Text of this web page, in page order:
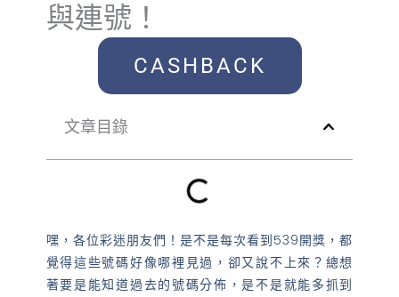
與連號！
CASHBACK
文章目錄
嘿，各位彩迷朋友們！是不是每次看到539開獎，都
覺得這些號碼好像哪裡見過，卻又說不上來？總想
著要是能知道過去的號碼分佈，是不是就能多抓到